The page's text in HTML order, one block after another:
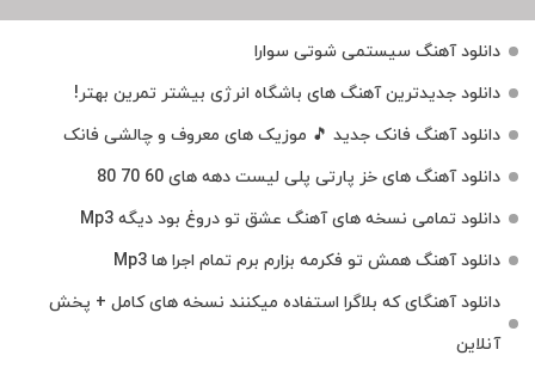
دانلود آهنگ سیستمی شوتی سوارا
دانلود جدیدترین آهنگ‌ های باشگاه انرژی بیشتر تمرین بهتر!
دانلود آهنگ فانک جدید 🎵 موزیک‌ های معروف و چالشی فانک
دانلود آهنگ های خز پارتی پلی لیست دهه های 60 70 80
دانلود تمامی نسخه های آهنگ عشق تو دروغ بود دیگه Mp3
دانلود آهنگ همش تو فکرمه بزارم برم تمام اجرا ها Mp3
دانلود آهنگای که بلاگرا استفاده میکنند نسخه های کامل + پخش
آنلاین